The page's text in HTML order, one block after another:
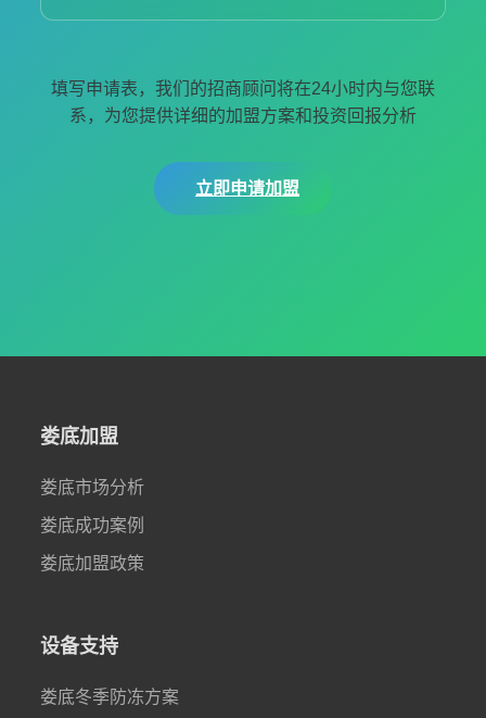
填写申请表，我们的招商顾问将在24小时内与您联
系，为您提供详细的加盟方案和投资回报分析
立即申请加盟
娄底加盟
娄底市场分析
娄底成功案例
娄底加盟政策
设备支持
娄底冬季防冻方案